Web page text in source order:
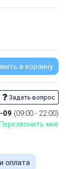
в корзину
Задать вопрос
09 (09:00 - 22:00)
мне
оплата